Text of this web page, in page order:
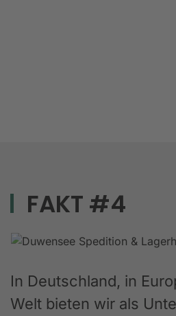
FAKT #4
In Deutschland, in
Welt bieten wir als